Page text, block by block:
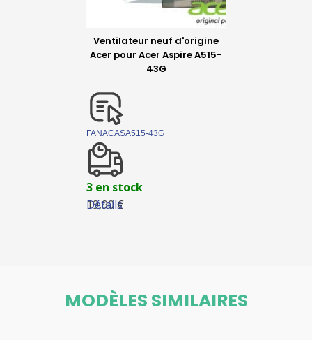
Détails
Ventilateur neuf d'origine
Acer pour Acer Aspire A515-
43G
FANACASA515-43G
3 en stock
19,90 €
MODÈLES SIMILAIRES